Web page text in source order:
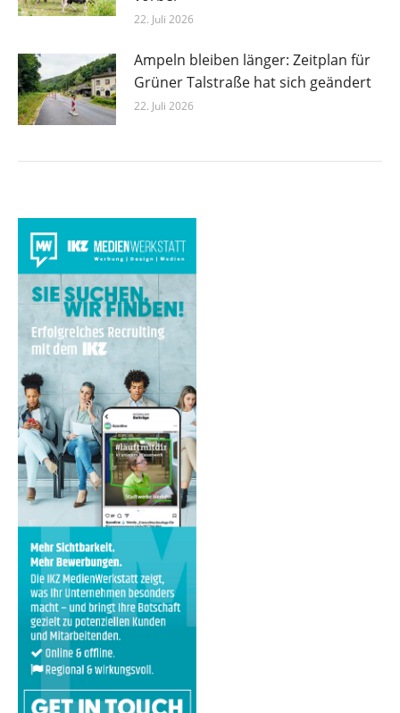
22. Juli 2026
Ampeln bleiben länger: Zeitplan für
Grüner Talstraße hat sich geändert
22. Juli 2026